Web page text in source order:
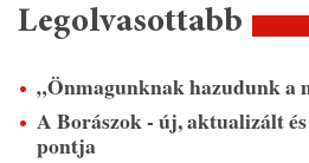
Legolvasottabb
„Önmagunknak hazudunk a
A Borászok - új, aktualizált és
pontja